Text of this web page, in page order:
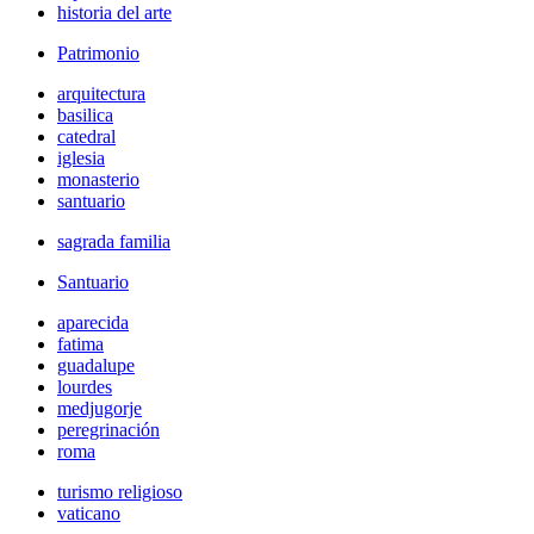
historia del arte
Patrimonio
arquitectura
basilica
catedral
iglesia
monasterio
santuario
sagrada familia
Santuario
aparecida
fatima
guadalupe
lourdes
medjugorje
peregrinación
roma
turismo religioso
vaticano